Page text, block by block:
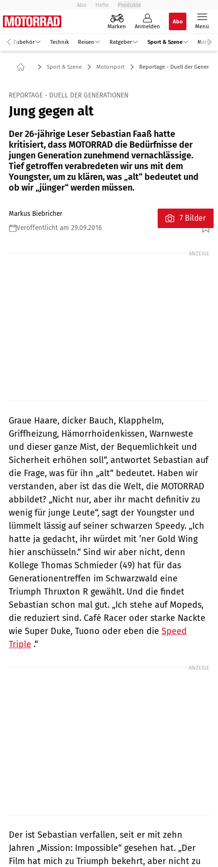
Abo Hefte Produkte
Marken Anmelden
Abo
Menü
Zubehör Technik Reisen Ratgeber Sport & Szene Markt
Sport & Szene Motorsport Reportage - Duell der
REPORTAGE - DUELL DER GENERATIONEN
Jung gegen alt
Der 26-jährige Leser Sebastian Faaß hatte
kritisiert, dass MOTORRAD die Bedürfnisse der
jungen Generation zunehmend vernachlässige.
Tief getroffen verabredeten wir uns mit dem
Youngster, um zu klären, was „alt“ bedeutet und
ob wir „jünger“ werden müssen.
Markus Biebricher
Veröffentlicht am 29.09.2016
Foto: Markus Biebricher
7 Bilder
ANZEIGE
Graue Haare, dicker Bauch, Klapphelm,
Griffheizung, Hämorrhoidenkissen, Warnweste
und dieser ganze Mist, der Bequemlichkeit und
Sicherheit erhöhen soll“, antwortet Sebastian auf
die Frage, was für ihn „alt“ bedeutet. Haben wir
verstanden, aber ist das die Welt, die MOTORRAD
abbildet? „Nicht nur, aber ihr macht definitiv zu
wenig für junge Leute“, sagt der Youngster und
lümmelt lässig auf seiner schwarzen Speedy. „Ich
hatte ja gedacht, ihr würdet mit ’ner Gold Wing
hier anschüsseln.“ Sind wir aber nicht, denn
Kollege Thomas Schmieder (49) hat für das
Generationentreffen im Schwarzwald eine
Triumph Thruxton R gewählt. Und die findet
Sebastian schon mal gut. „Ich stehe auf Mopeds,
die reduziert sind. Café Racer oder starke Nackte
wie Super Duke, Tuono oder eben die Speed
Triple .“
ANZEIGE
Der ist Sebastian verfallen, seit er mit zehn
Jahren „Mission: Impossible“ gesehen hat. „Der
Film hat mich zu Triumph bekehrt, aber nicht zu